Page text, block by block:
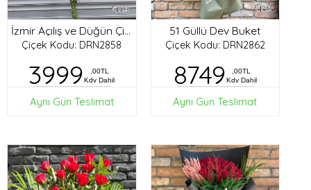
İzmir Açılış ve Düğün Çiçekleri
Çiçek Kodu: DRN2858
3999
,00TL
Kdv Dahil
Aynı Gün Teslimat
51 Güllü Dev Buket
Çiçek Kodu: DRN2862
8749
,00TL
Kdv Dahil
Aynı Gün Teslimat